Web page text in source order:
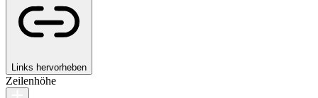
Links hervorheben
Zeilenhöhe